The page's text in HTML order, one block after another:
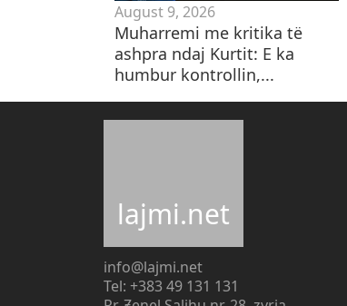
August 9, 2026
Muharremi me kritika të
ashpra ndaj Kurtit: E ka
humbur kontrollin,...
lajmi.net
info@lajmi.net
Tel: +383 49 131 131